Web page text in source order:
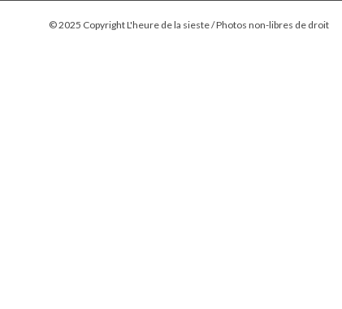
© 2025 Copyright L'heure de la sieste / Photos non-libres de droit